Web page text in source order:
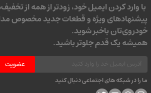
با وارد کردن ایمیل خود، زودتر از همه از
پیشنهادهای ویژه و قطعات جدید مخصوص
خودروی‌تان باخبر شوید.
همیشه یک قدم جلوتر باشید.
عضویت
ما را در شبکه های اجتماعی دنبال کنید